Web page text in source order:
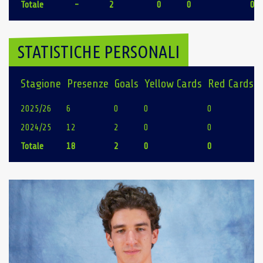
Totale - 2 0 0 0
STATISTICHE PERSONALI
Stagione Presenze Goals Yellow Cards Red Cards
2025/26 6 0 0 0
2024/25
12 2 0 0
Totale
18 2 0 0